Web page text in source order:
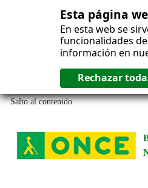
Esta página
En esta web se
funcionalidades
información en
Salto al contenido